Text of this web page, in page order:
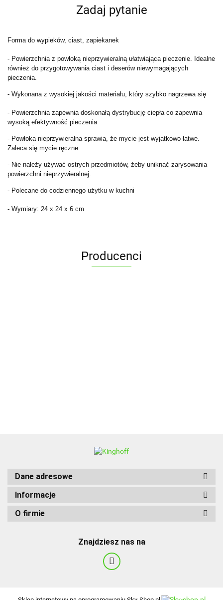
Zadaj pytanie
Forma do wypieków, ciast, zapiekanek
- Powierzchnia z powłoką nieprzywieralną ułatwiająca pieczenie. Idealne
również do przygotowywania ciast i deserów niewymagających
pieczenia.
- Wykonana z wysokiej jakości materiału, który szybko nagrzewa się
- Powierzchnia zapewnia doskonałą dystrybucję ciepła co zapewnia
wysoką efektywność pieczenia
- Powłoka nieprzywieralna sprawia, że mycie jest wyjątkowo łatwe.
Zaleca się mycie ręczne
- Nie należy używać ostrych przedmiotów, żeby uniknąć zarysowania
powierzchni nieprzywieralnej.
- Polecane do codziennego użytku w kuchni
- Wymiary: 24 x 24 x 6 cm
Producenci
Dane adresowe
Informacje
O firmie
Znajdziesz nas na